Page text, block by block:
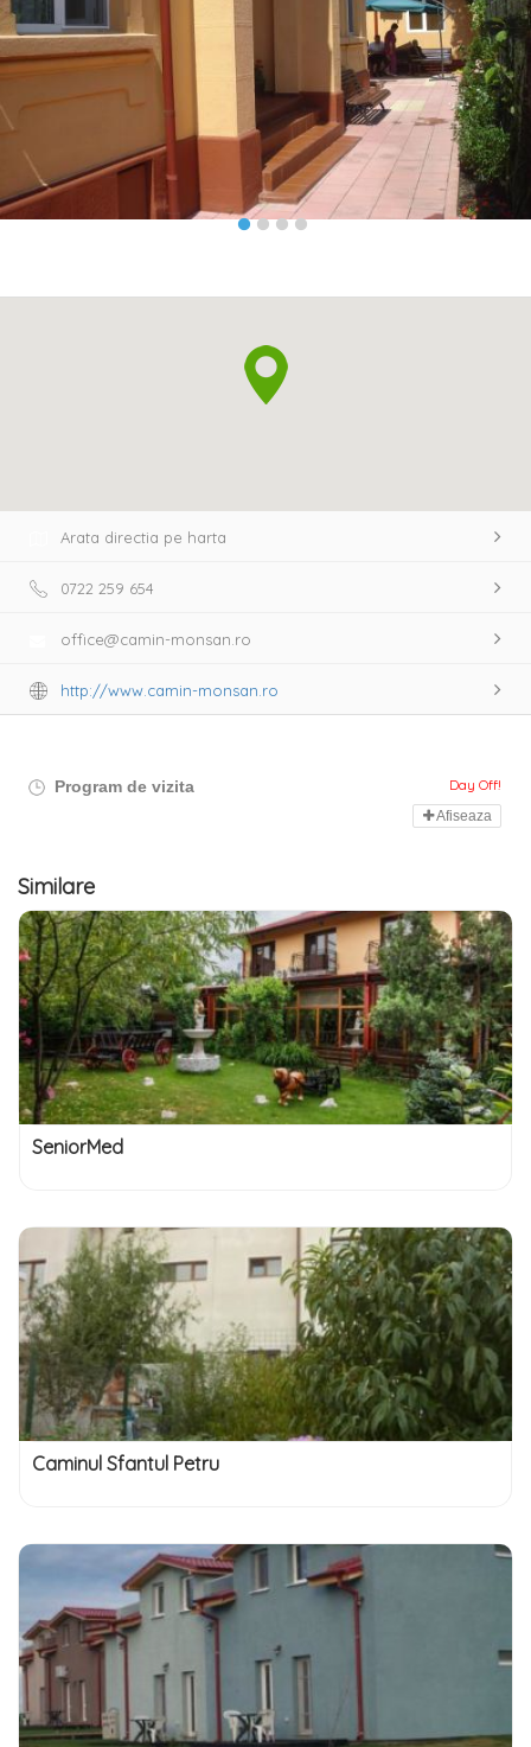
Arata directia pe harta
0722 259 654
office@camin-monsan.ro
http://www.camin-monsan.ro
Program de vizita Day Off!
Afiseaza
Similare
SeniorMed
Caminul Sfantul Petru